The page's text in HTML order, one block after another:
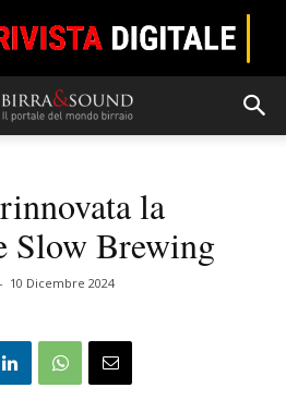
la
Slow Brewing
- 10 Dicembre 2024